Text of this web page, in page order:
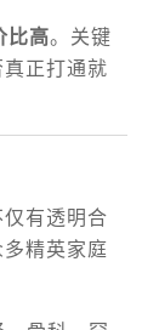
比高。关键
正打通就
仅有透明合
精英家庭